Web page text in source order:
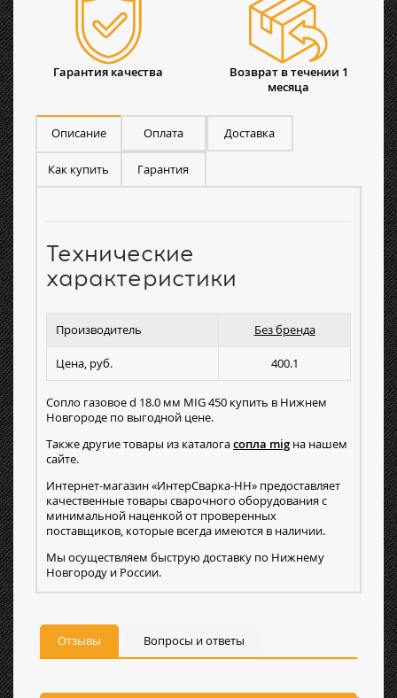
Гарантия качества
Возврат в течении 1
месяца
Описание Оплата Доставка
Как купить Гарантия
Технические
характеристики
Производитель Без бренда
Цена, руб. 400.1
Сопло газовое d 18.0 мм MIG 450 купить в Нижнем
Новгороде по выгодной цене.
Также другие товары из каталогасопла mig на нашем
сайте.
Интернет-магазин «ИнтерСварка-НН» предоставляет
качественные товары сварочного оборудования с
минимальной наценкой от проверенных
поставщиков, которые всегда имеются в наличии.
Мы осуществляем быструю доставку по Нижнему
Новгороду и России.
Отзывы Вопросы и ответы